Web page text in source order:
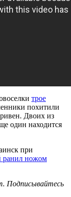
трое
похитили
Двоих из
один находится
при
ранил ножом
Подписывайтесь